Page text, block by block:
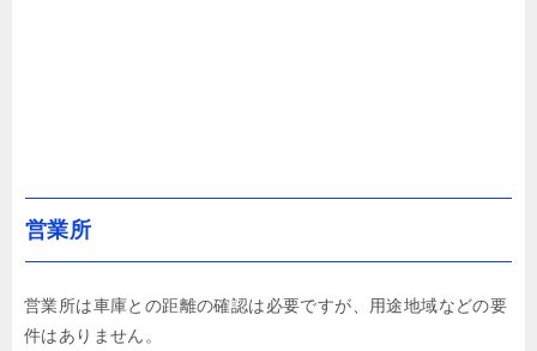
営業所
営業所は車庫との距離の確認は必要ですが、用途地域などの要
件はありません。